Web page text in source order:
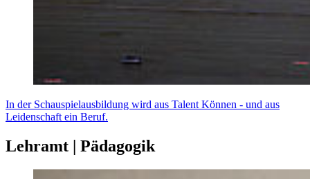
In der Schauspielausbildung wird aus Talent Können - und aus
Leidenschaft ein Beruf.
Lehramt | Pädagogik